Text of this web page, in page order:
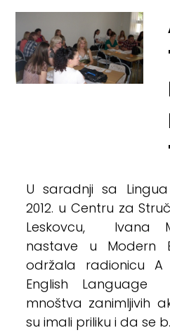
U saradnji sa Lingua
2012. u Centru za
Leskovcu, Ivana
nastave u Modern
održala radionicu
English Language
mnoštva zanimljivih
su imali priliku i da se